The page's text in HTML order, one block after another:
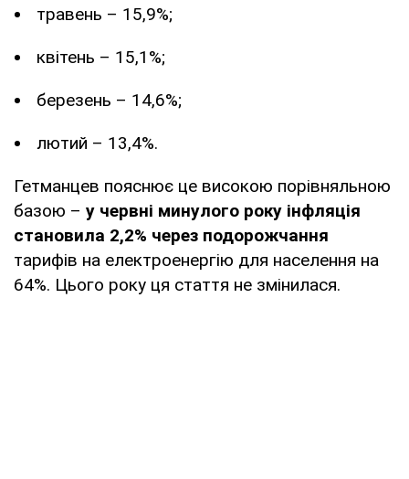
травень – 15,9%;
квітень – 15,1%;
березень – 14,6%;
лютий – 13,4%.
Гетманцев пояснює це високою порівняльною
базою – у червні минулого року інфляція
становила 2,2% через подорожчання
тарифів на електроенергію для населення на
64%. Цього року ця стаття не змінилася.